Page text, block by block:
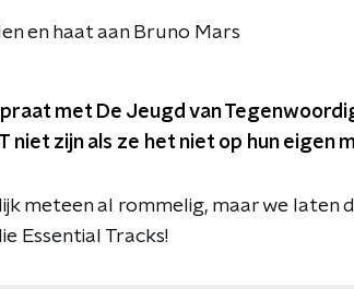
en haat aan Bruno Mars
met De Jeugd van
niet zijn als ze het niet op hun eigen
meteen al rommelig, maar we laten
Essential Tracks!